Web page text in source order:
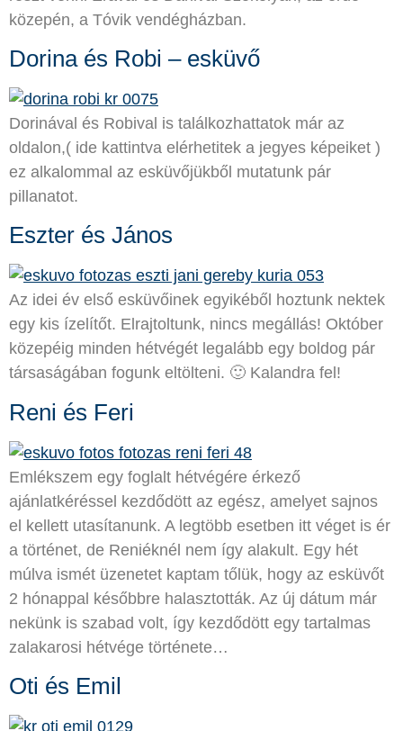
közepén, a Tóvik vendégházban.
Dorina és Robi – esküvő
Dorinával és Robival is találkozhattatok már az
oldalon,( ide kattintva elérhetitek a jegyes képeiket )
ez alkalommal az esküvőjükből mutatunk pár
pillanatot.
Eszter és János
Az idei év első esküvőinek egyikéből hoztunk nektek
egy kis ízelítőt. Elrajtoltunk, nincs megállás! Október
közepéig minden hétvégét legalább egy boldog pár
társaságában fogunk eltölteni. 🙂 Kalandra fel!
Reni és Feri
Emlékszem egy foglalt hétvégére érkező
ajánlatkéréssel kezdődött az egész, amelyet sajnos
el kellett utasítanunk. A legtöbb esetben itt véget is ér
a történet, de Reniéknél nem így alakult. Egy hét
múlva ismét üzenetet kaptam tőlük, hogy az esküvőt
2 hónappal későbbre halasztották. Az új dátum már
nekünk is szabad volt, így kezdődött egy tartalmas
zalakarosi hétvége története…
Oti és Emil